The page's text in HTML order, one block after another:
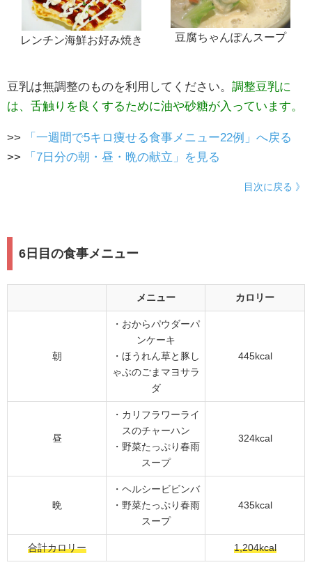
レンチン海鮮お好み焼き 豆腐ちゃんぽんスープ
豆乳は無調整のものを利用してください。 調整豆乳に
は、舌触りを良くするために油や砂糖が入っています。
>>
「一週間で5キロ痩せる食事メニュー22例」へ戻る
>>
「7日分の朝・昼・晩の献立」を見る
目次に戻る 》
6日目の食事メニュー
メニュー カロリー
朝
・おからパウダーパ
ンケーキ
・ほうれん草と豚し
ゃぶのごまマヨサラ
ダ
445kcal
昼
・カリフラワーライ
スのチャーハン
・野菜たっぷり春雨
スープ
324kcal
晩
・ヘルシービビンバ
・野菜たっぷり春雨
スープ
435kcal
合計カロリー 1,204kcal